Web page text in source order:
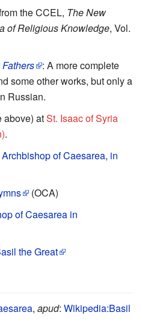
the CCEL, The New
of Religious Knowledge, Vol.
: A more complete
some other works, but only a
Russian.
above) atSt. Isaac of Syria
.
of Caesarea, in
(OCA)
of Caesarea in
the Great
, apud: Wikipedia:Basil